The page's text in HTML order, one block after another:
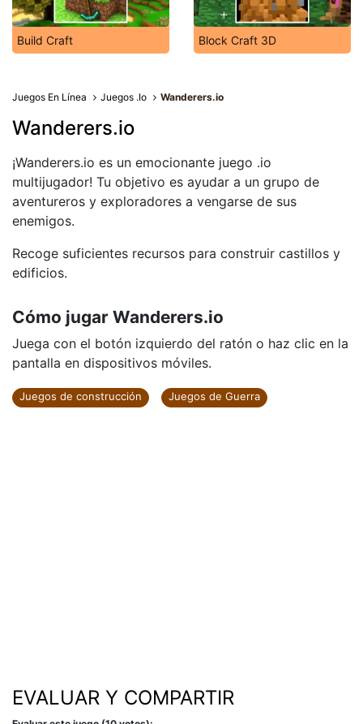
Build Craft Block Craft 3D
Juegos En Línea Juegos .Io Wanderers.io
Wanderers.io
¡Wanderers.io es un emocionante juego .io
multijugador! Tu objetivo es ayudar a un grupo de
aventureros y exploradores a vengarse de sus
enemigos.
Recoge suficientes recursos para construir castillos y
edificios.
Cómo jugar Wanderers.io
Juega con el botón izquierdo del ratón o haz clic en la
pantalla en dispositivos móviles.
Juegos de construcción Juegos de Guerra
EVALUAR Y COMPARTIR